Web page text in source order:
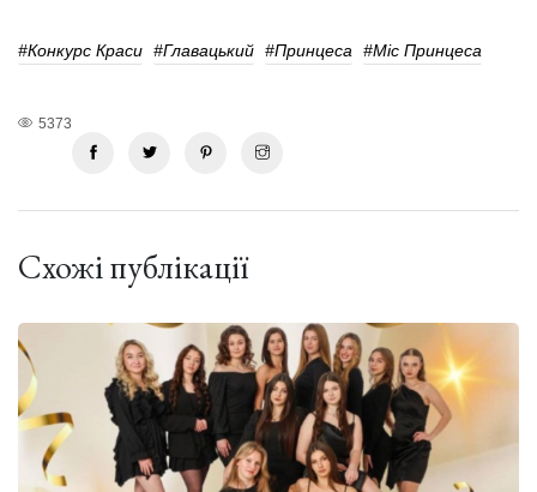
#конкурс Краси #Главацький #Принцеса #міс Принцеса
5373
Схожі публікації